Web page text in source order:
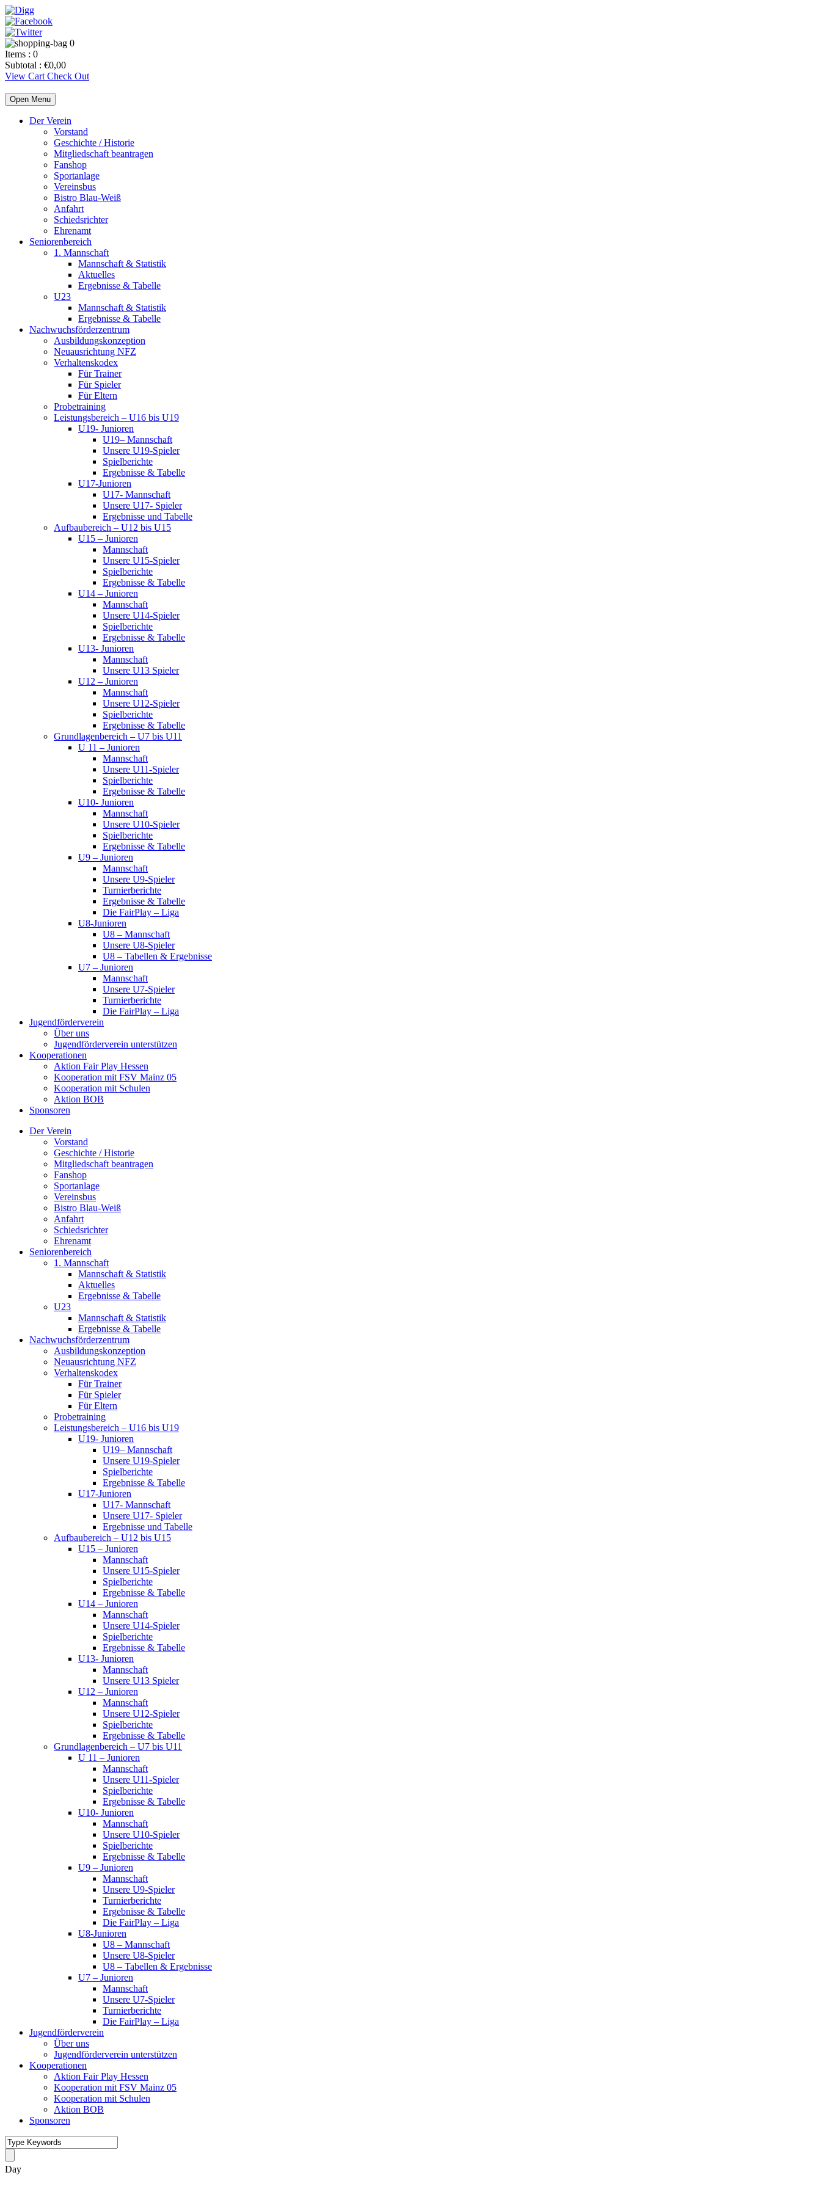
0
Items : 0
Subtotal : €0,00
View Cart Check Out
Open Menu
Der Verein
Vorstand
Geschichte / Historie
Mitgliedschaft beantragen
Fanshop
Sportanlage
Vereinsbus
Bistro Blau-Weiß
Anfahrt
Schiedsrichter
Ehrenamt
Seniorenbereich
1. Mannschaft
Mannschaft & Statistik
Aktuelles
Ergebnisse & Tabelle
U23
Mannschaft & Statistik
Ergebnisse & Tabelle
Nachwuchsförderzentrum
Ausbildungskonzeption
Neuausrichtung NFZ
Verhaltenskodex
Für Trainer
Für Spieler
Für Eltern
Probetraining
Leistungsbereich – U16 bis U19
U19- Junioren
U19– Mannschaft
Unsere U19-Spieler
Spielberichte
Ergebnisse & Tabelle
U17-Junioren
U17- Mannschaft
Unsere U17- Spieler
Ergebnisse und Tabelle
Aufbaubereich – U12 bis U15
U15 – Junioren
Mannschaft
Unsere U15-Spieler
Spielberichte
Ergebnisse & Tabelle
U14 – Junioren
Mannschaft
Unsere U14-Spieler
Spielberichte
Ergebnisse & Tabelle
U13- Junioren
Mannschaft
Unsere U13 Spieler
U12 – Junioren
Mannschaft
Unsere U12-Spieler
Spielberichte
Ergebnisse & Tabelle
Grundlagenbereich – U7 bis U11
U 11 – Junioren
Mannschaft
Unsere U11-Spieler
Spielberichte
Ergebnisse & Tabelle
U10- Junioren
Mannschaft
Unsere U10-Spieler
Spielberichte
Ergebnisse & Tabelle
U9 – Junioren
Mannschaft
Unsere U9-Spieler
Turnierberichte
Ergebnisse & Tabelle
Die FairPlay – Liga
U8-Junioren
U8 – Mannschaft
Unsere U8-Spieler
U8 – Tabellen & Ergebnisse
U7 – Junioren
Mannschaft
Unsere U7-Spieler
Turnierberichte
Die FairPlay – Liga
Jugendförderverein
Über uns
Jugendförderverein unterstützen
Kooperationen
Aktion Fair Play Hessen
Kooperation mit FSV Mainz 05
Kooperation mit Schulen
Aktion BOB
Sponsoren
Der Verein
Vorstand
Geschichte / Historie
Mitgliedschaft beantragen
Fanshop
Sportanlage
Vereinsbus
Bistro Blau-Weiß
Anfahrt
Schiedsrichter
Ehrenamt
Seniorenbereich
1. Mannschaft
Mannschaft & Statistik
Aktuelles
Ergebnisse & Tabelle
U23
Mannschaft & Statistik
Ergebnisse & Tabelle
Nachwuchsförderzentrum
Ausbildungskonzeption
Neuausrichtung NFZ
Verhaltenskodex
Für Trainer
Für Spieler
Für Eltern
Probetraining
Leistungsbereich – U16 bis U19
U19- Junioren
U19– Mannschaft
Unsere U19-Spieler
Spielberichte
Ergebnisse & Tabelle
U17-Junioren
U17- Mannschaft
Unsere U17- Spieler
Ergebnisse und Tabelle
Aufbaubereich – U12 bis U15
U15 – Junioren
Mannschaft
Unsere U15-Spieler
Spielberichte
Ergebnisse & Tabelle
U14 – Junioren
Mannschaft
Unsere U14-Spieler
Spielberichte
Ergebnisse & Tabelle
U13- Junioren
Mannschaft
Unsere U13 Spieler
U12 – Junioren
Mannschaft
Unsere U12-Spieler
Spielberichte
Ergebnisse & Tabelle
Grundlagenbereich – U7 bis U11
U 11 – Junioren
Mannschaft
Unsere U11-Spieler
Spielberichte
Ergebnisse & Tabelle
U10- Junioren
Mannschaft
Unsere U10-Spieler
Spielberichte
Ergebnisse & Tabelle
U9 – Junioren
Mannschaft
Unsere U9-Spieler
Turnierberichte
Ergebnisse & Tabelle
Die FairPlay – Liga
U8-Junioren
U8 – Mannschaft
Unsere U8-Spieler
U8 – Tabellen & Ergebnisse
U7 – Junioren
Mannschaft
Unsere U7-Spieler
Turnierberichte
Die FairPlay – Liga
Jugendförderverein
Über uns
Jugendförderverein unterstützen
Kooperationen
Aktion Fair Play Hessen
Kooperation mit FSV Mainz 05
Kooperation mit Schulen
Aktion BOB
Sponsoren
Day